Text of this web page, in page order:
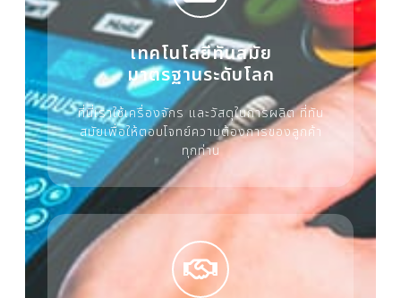
เทคโนโลยีทันสมัย
มาตรฐานระดับโลก
ที่นี่เราใช้เครื่องจักร และวัสดุในการผลิต ที่ทัน
สมัยเพื่อให้ตอบโจทย์ความต้องการของลูกค้า
ทุกท่าน